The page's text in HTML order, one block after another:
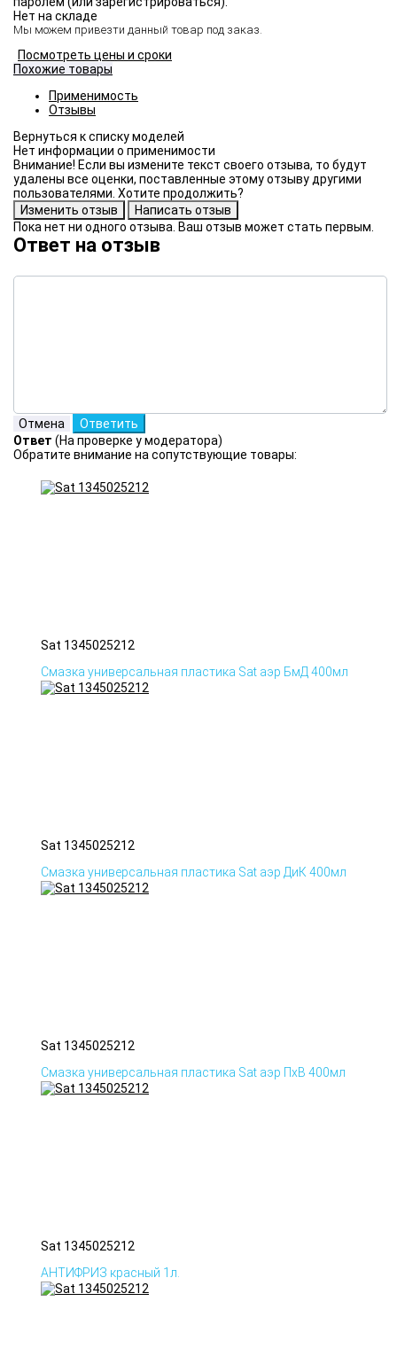
Нет на складе
Мы можем привезти данный товар под заказ.
Посмотреть цены и сроки
Похожие товары
Применимость
Отзывы
Нет информации о применимости
Внимание! Если вы измените текст своего отзыва, то будут
удалены все оценки, поставленные этому отзыву другими
пользователями. Хотите продолжить?
Пока нет ни одного отзыва. Ваш отзыв может стать первым.
Ответ на отзыв
Ответ (На проверке у модератора)
Обратите внимание на сопутствующие товары:
Sat 1345025212
Смазка универсальная пластика Sat аэр БмД 400мл
Sat 1345025212
Смазка универсальная пластика Sat аэр ДиК 400мл
Sat 1345025212
Смазка универсальная пластика Sat аэр ПхВ 400мл
Sat 1345025212
АНТИФРИЗ красный 1л.